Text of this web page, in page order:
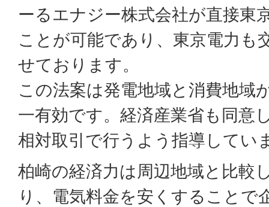
ーるエナジー株式会社が直接東
ことが可能であり、東京電力も
せております。
この法案は発電地域と消費地域
一有効です。経済産業省も同意
相対取引で行うよう指導してい
柏崎の経済力は周辺地域と比較
り、電気料金を安くすることで